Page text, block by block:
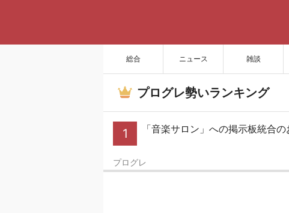
総合 ニュース 雑談
プログレ勢いランキング
1 「音楽サロン」への掲示板統合
プログレ